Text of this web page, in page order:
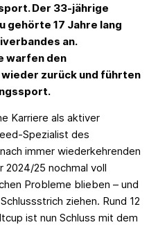
Der 33-jährige
gehörte 17 Jahre lang
an.
warfen den
zurück und führten
Karriere als aktiver
Spezialist des
immer wiederkehrenden
2024/25 nochmal voll
Probleme blieben – und
ziehen. Rund 12
ist nun Schluss mit dem